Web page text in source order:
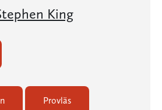
King
Provläs